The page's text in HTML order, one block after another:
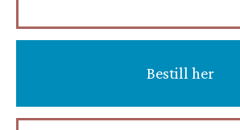
Bestill her